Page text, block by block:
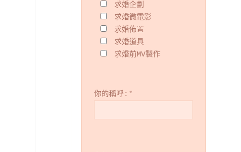
求婚企劃
求婚微電影
求婚佈置
求婚道具
求婚前MV製作
你的稱呼: *